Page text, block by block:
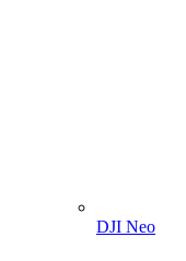
DJI Neo